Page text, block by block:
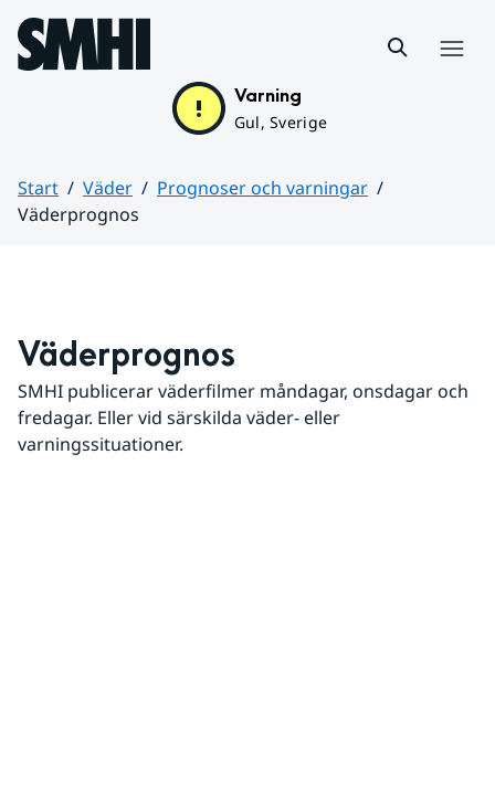
Hoppa till sidans innehåll
Varning
Gul, Sverige
Start Väder
Prognoser och varningar
Väderprognos
Väderprognos
SMHI publicerar väderfilmer måndagar, onsdagar och
fredagar. Eller vid särskilda väder- eller
varningssituationer.